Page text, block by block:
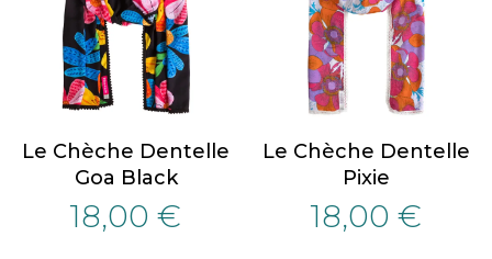
Le Chèche Dentelle
Goa Black
18,00 €
Le Chèche Dentelle
Pixie
18,00 €